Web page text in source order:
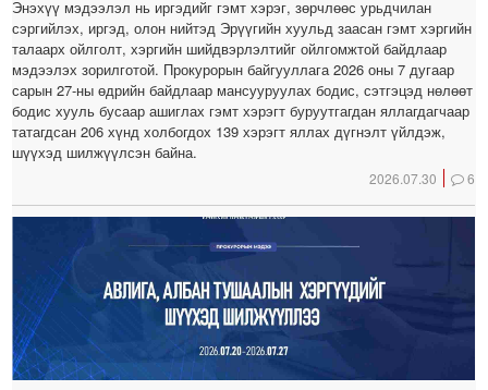
Энэхүү мэдээлэл нь иргэдийг гэмт хэрэг, зөрчлөөс урьдчилан
сэргийлэх, иргэд, олон нийтэд Эрүүгийн хуульд заасан гэмт хэргийн
талаарх ойлголт, хэргийн шийдвэрлэлтийг ойлгомжтой байдлаар
мэдээлэх зорилготой. Прокурорын байгууллага 2026 оны 7 дугаар
сарын 27-ны өдрийн байдлаар мансууруулах бодис, сэтгэцэд нөлөөт
бодис хууль бусаар ашиглах гэмт хэрэгт буруутгагдан яллагдагчаар
татагдсан 206 хүнд холбогдох 139 хэрэгт яллах дүгнэлт үйлдэж,
шүүхэд шилжүүлсэн байна.
2026.07.30 6